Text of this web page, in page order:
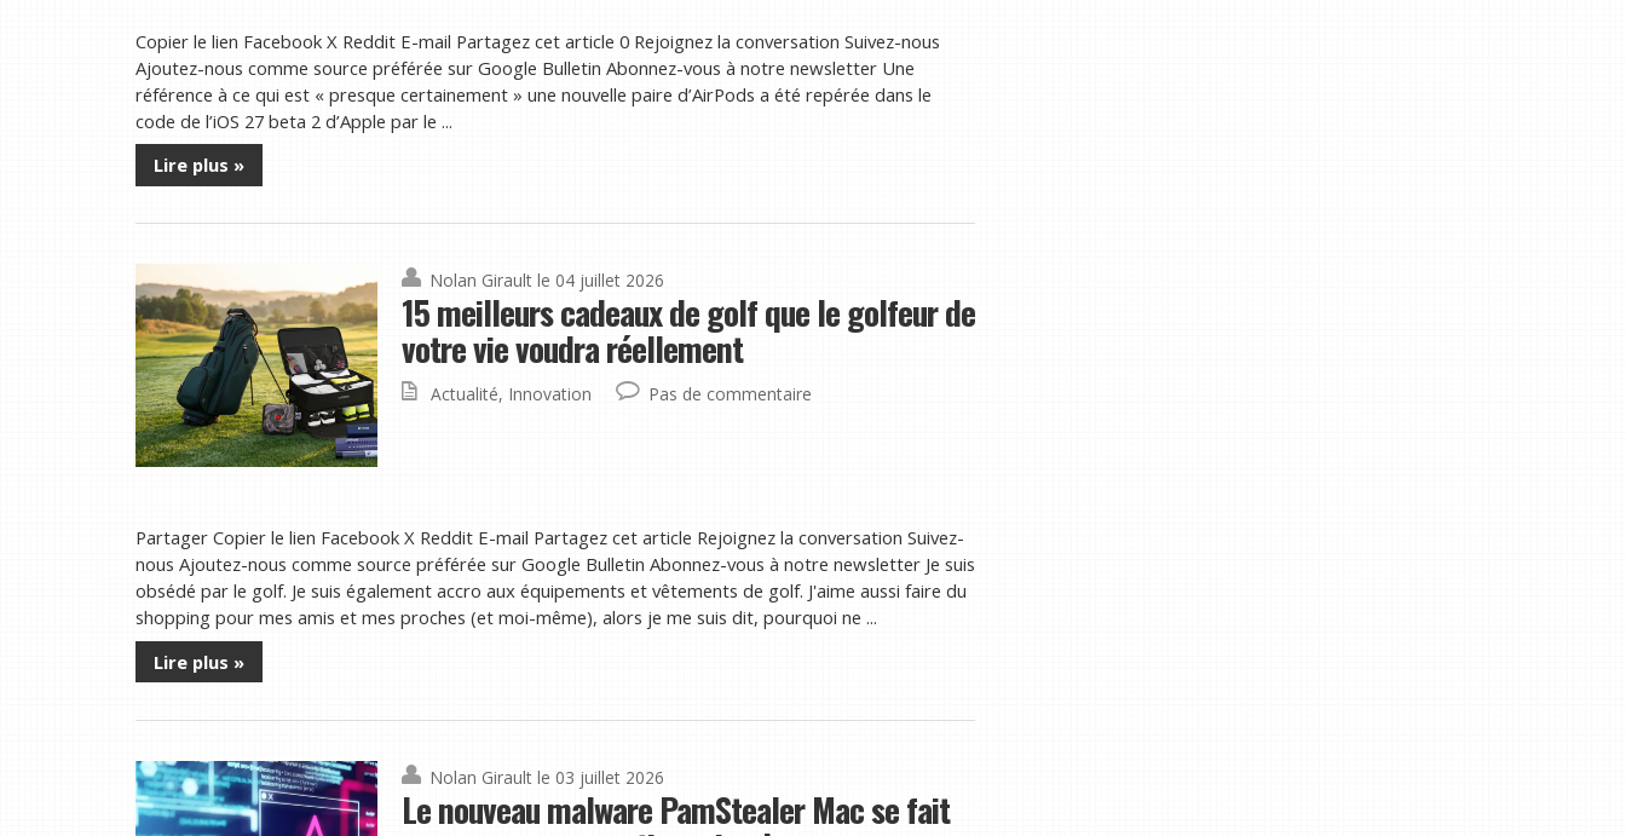
Copier le lien Facebook X Reddit E-mail Partagez cet article 0 Rejoignez la conversation Suivez-nous
Ajoutez-nous comme source préférée sur Google Bulletin Abonnez-vous à notre newsletter Une
référence à ce qui est « presque certainement » une nouvelle paire d’AirPods a été repérée dans le
code de l’iOS 27 beta 2 d’Apple par le ...
Lire plus »
Nolan Girault le 04 juillet 2026
15 meilleurs cadeaux de golf que le golfeur de
votre vie voudra réellement
Actualité, Innovation Pas de commentaire
Partager Copier le lien Facebook X Reddit E-mail Partagez cet article Rejoignez la conversation Suivez-
nous Ajoutez-nous comme source préférée sur Google Bulletin Abonnez-vous à notre newsletter Je suis
obsédé par le golf. Je suis également accro aux équipements et vêtements de golf. J'aime aussi faire du
shopping pour mes amis et mes proches (et moi-même), alors je me suis dit, pourquoi ne ...
Lire plus »
Nolan Girault le 03 juillet 2026
Le nouveau malware PamStealer Mac se fait